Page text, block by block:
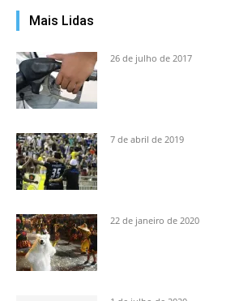
Mais Lidas
26 de julho de 2017
7 de abril de 2019
22 de janeiro de 2020